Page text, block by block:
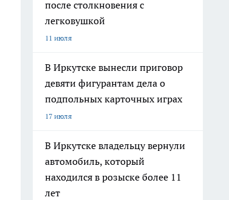
после столкновения с
легковушкой
11 июля
В Иркутске вынесли приговор
девяти фигурантам дела о
подпольных карточных играх
17 июля
В Иркутске владельцу вернули
автомобиль, который
находился в розыске более 11
лет